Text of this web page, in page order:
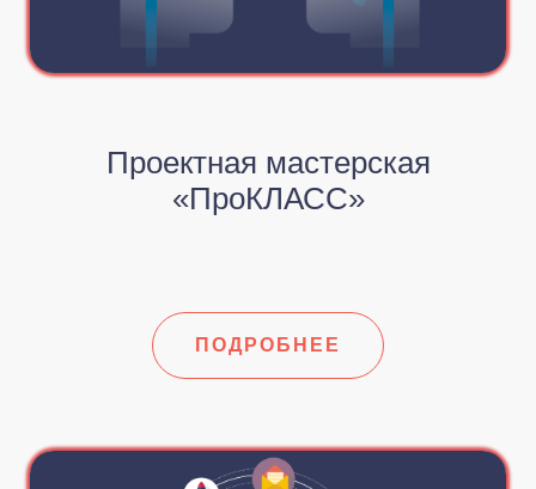
Проектная мастерская
«ПроКЛАСС»
ПОДРОБНЕЕ